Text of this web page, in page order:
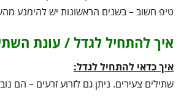
טיפ חשוב – בשנים הראשונות יש להימנע
איך להתחיל לגדל / עונת
איך כדאי להתחיל לגדל:
שתילים צעירים. ניתן גם לזרוע זרעים – הם